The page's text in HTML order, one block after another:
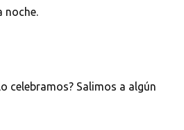
celebramos? Salimos a algún